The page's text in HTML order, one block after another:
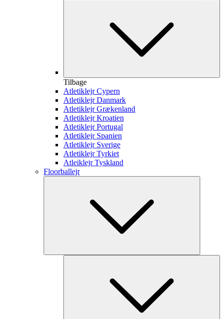
Tilbage
Atletiklejr Cypern
Atletiklejr Danmark
Atletiklejr Grækenland
Atletiklejr Kroatien
Atletiklejr Portugal
Atletiklejr Spanien
Atletiklejr Sverige
Atletiklejr Tyrkiet
Atleiklejr Tyskland
Floorballejr